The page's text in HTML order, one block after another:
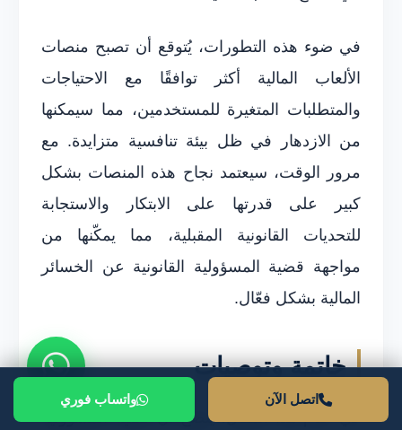
في ضوء هذه التطورات، يُتوقع أن تصبح منصات
الألعاب المالية أكثر توافقًا مع الاحتياجات
والمتطلبات المتغيرة للمستخدمين، مما سيمكنها
من الازدهار في ظل بيئة تنافسية متزايدة. مع
مرور الوقت، سيعتمد نجاح هذه المنصات بشكل
كبير على قدرتها على الابتكار والاستجابة
للتحديات القانونية المقبلية، مما يمكّنها من
مواجهة قضية المسؤولية القانونية عن الخسائر
المالية بشكل فعّال.
خاتمة وتوصيات
في ختام هذا المقال، يتضح أن قضية المسؤولية
اتصل الآن واتساب فوري